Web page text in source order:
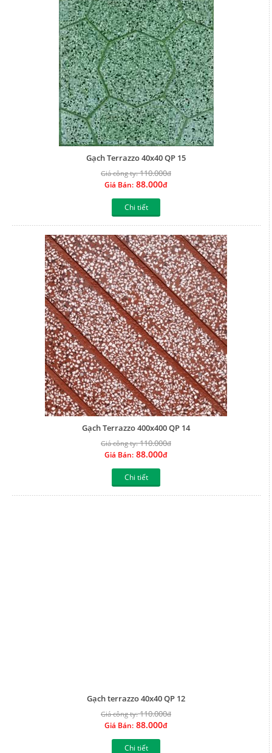
Gạch Terrazzo 40x40 QP 15
Giá công ty:110.000đ
Giá Bán: 88.000đ
Chi tiết
Gạch Terrazzo 400x400 QP 14
Giá công ty:110.000đ
Giá Bán: 88.000đ
Chi tiết
Chi tiết